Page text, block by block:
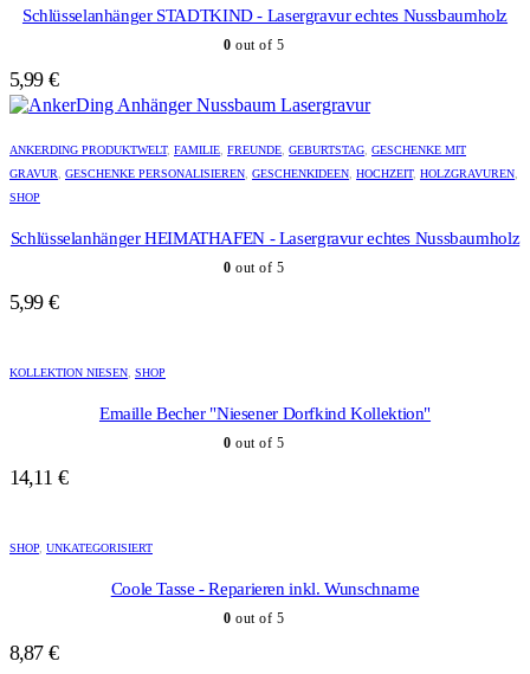
Schlüsselanhänger STADTKIND - Lasergravur echtes Nussbaumholz
0 out of 5
5,99 €
ANKERDING PRODUKTWELT, FAMILIE FREUNDE GEBURTSTAG GESCHENKE MIT
GRAVUR
GESCHENKE PERSONALISIEREN GESCHENKIDEEN HOCHZEIT, HOLZGRAVUREN
SHOP
Schlüsselanhänger HEIMATHAFEN - Lasergravur echtes Nussbaumholz
0 out of 5
5,99 €
KOLLEKTION NIESEN SHOP
Emaille Becher "Niesener Dorfkind Kollektion"
0 out of 5
14,11 €
Produkt
Die
SHOP UNKATEGORISIERT
Coole Tasse - Reparieren inkl. Wunschname
0 out of 5
8,87 €